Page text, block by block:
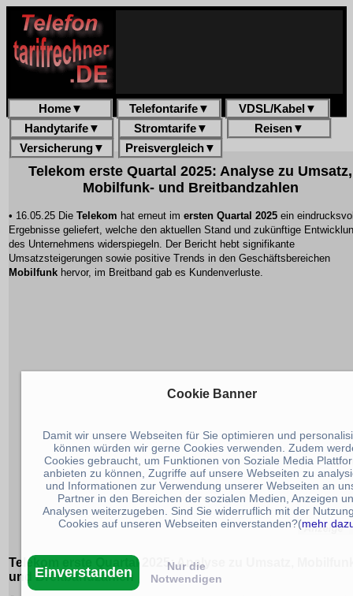
Home▼ Telefontarife▼ VDSL/Kabel ▼
Handytarife▼ Stromtarife▼ Reisen▼
Versicherung▼ Preisvergleich▼
Telekom erste Quartal 2025: Analyse zu Umsatz,
Mobilfunk- und Breitbandzahlen
• 16.05.25 Die Telekom hat erneut im ersten Quartal 2025 ein
Ergebnisse geliefert, welche den aktuellen Stand und zukünftige
des Unternehmens widerspiegeln. Der Bericht hebt signifikante
Umsatzsteigerungen sowie positive Trends in den Geschäftsbereichen
Mobilfunk hervor, im Breitband gab es Kundenverluste.
Telekom
erste Quartal 2025: Analyse zu Umsatz,
und Breitbandzahlen
Cookie Banner
Damit wir unsere Webseiten für Sie optimieren und
können würden wir gerne Cookies verwenden. Zudem
Cookies gebraucht, um Funktionen von Soziale Media
anbieten zu können, Zugriffe auf unsere Webseiten zu
und Informationen zur Verwendung unserer Webseiten an
Partner in den Bereichen der sozialen Medien, Anzeigen
Analysen weiterzugeben. Sind Sie widerruflich mit der
Cookies auf unseren Webseiten einverstanden?(mehr
Einverstanden
Nur die
Notwendigen